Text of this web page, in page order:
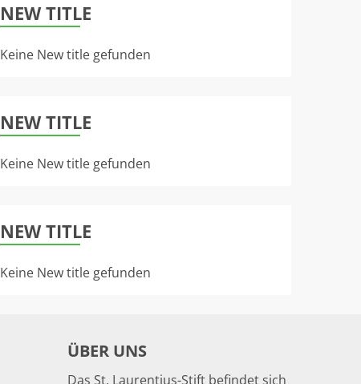
NEW TITLE
Keine New title gefunden
NEW TITLE
Keine New title gefunden
NEW TITLE
Keine New title gefunden
ÜBER UNS
Das St. Laurentius-Stift befindet sich